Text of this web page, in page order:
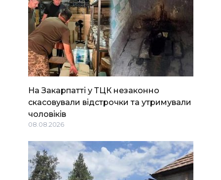
На Закарпатті у ТЦК незаконно
скасовували відстрочки та утримували
чоловіків
08.08.2026